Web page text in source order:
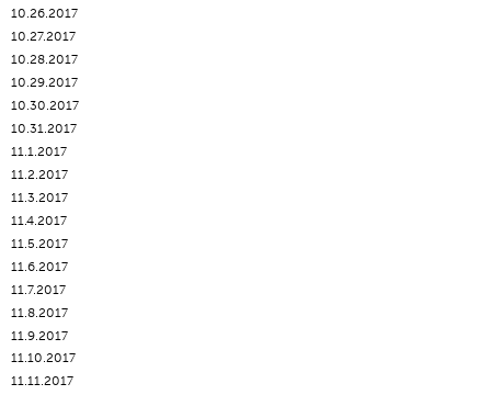
10.26.2017
10.27.2017
10.28.2017
10.29.2017
10.30.2017
10.31.2017
11.1.2017
11.2.2017
11.3.2017
11.4.2017
11.5.2017
11.6.2017
11.7.2017
11.8.2017
11.9.2017
11.10.2017
11.11.2017